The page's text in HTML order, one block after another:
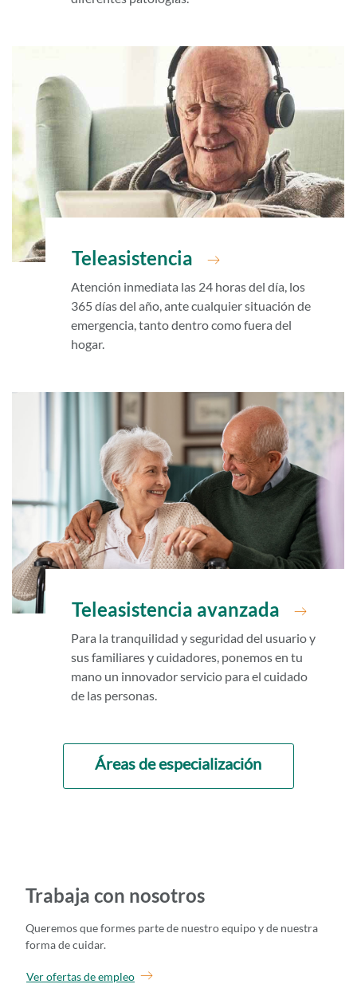
Teleasistencia
Atención inmediata las 24 horas del día, los
365 días del año, ante cualquier situación de
emergencia, tanto dentro como fuera del
hogar.
Teleasistencia avanzada
Para la tranquilidad y seguridad del usuario y
sus familiares y cuidadores, ponemos en tu
mano un innovador servicio para el cuidado
de las personas.
Áreas de especialización
Trabaja con nosotros
Queremos que formes parte de nuestro equipo y de nuestra
forma de cuidar.
Ir a ver ofertas de empleo
Ver ofertas de empleo